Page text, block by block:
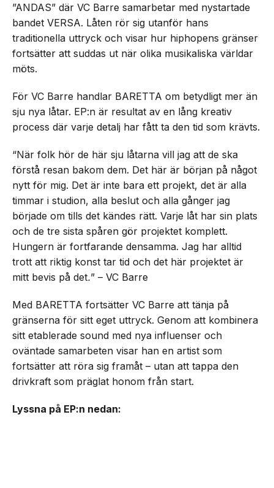
”ANDAS” där VC Barre samarbetar med nystartade
bandet VERSA. Låten rör sig utanför hans
traditionella uttryck och visar hur hiphopens gränser
fortsätter att suddas ut när olika musikaliska världar
möts.
För VC Barre handlar BARETTA om betydligt mer än
sju nya låtar. EP:n är resultat av en lång kreativ
process där varje detalj har fått ta den tid som krävts.
“När folk hör de här sju låtarna vill jag att de ska
förstå resan bakom dem. Det här är början på något
nytt för mig. Det är inte bara ett projekt, det är alla
timmar i studion, alla beslut och alla gånger jag
började om tills det kändes rätt. Varje låt har sin plats
och de tre sista spåren gör projektet komplett.
Hungern är fortfarande densamma. Jag har alltid
trott att riktig konst tar tid och det här projektet är
mitt bevis på det.” – VC Barre
Med BARETTA fortsätter VC Barre att tänja på
gränserna för sitt eget uttryck. Genom att kombinera
sitt etablerade sound med nya influenser och
oväntade samarbeten visar han en artist som
fortsätter att röra sig framåt – utan att tappa den
drivkraft som präglat honom från start.
Lyssna på EP:n nedan: